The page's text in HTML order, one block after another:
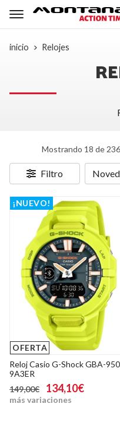
inicio Relojes
Mostrando 18 de
Filtro
OFERTA
¡NUEVO!
Reloj Casio G-Shock GBA-
9A3ER
149,00€
134,10€
más variaciones